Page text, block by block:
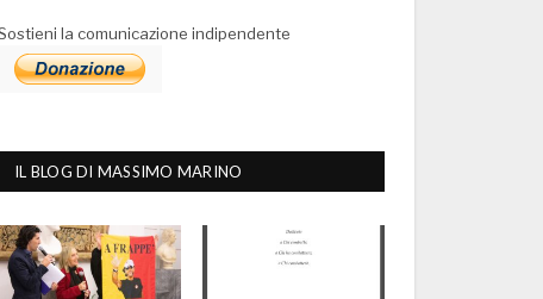
la comunicazione indipendente
IL BLOG DI MASSIMO MARINO